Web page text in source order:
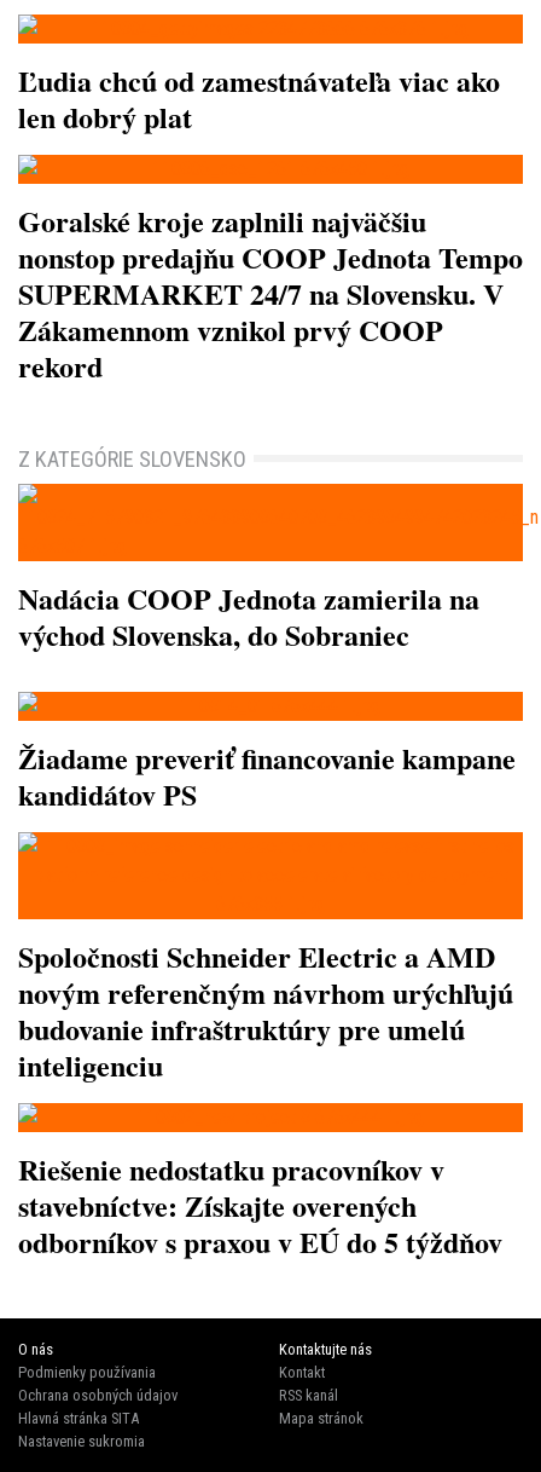
Ľudia chcú od zamestnávateľa viac ako
len dobrý plat
Goralské kroje zaplnili najväčšiu
nonstop predajňu COOP Jednota Tempo
SUPERMARKET 24/7 na Slovensku. V
Zákamennom vznikol prvý COOP
rekord
Z KATEGÓRIE SLOVENSKO
Nadácia COOP Jednota zamierila na
východ Slovenska, do Sobraniec
Žiadame preveriť financovanie kampane
kandidátov PS
Spoločnosti Schneider Electric a AMD
novým referenčným návrhom urýchľujú
budovanie infraštruktúry pre umelú
inteligenciu
Riešenie nedostatku pracovníkov v
stavebníctve: Získajte overených
odborníkov s praxou v EÚ do 5 týždňov
O nás
Podmienky používania
Ochrana osobných údajov
Hlavná stránka SITA
Nastavenie sukromia
Kontaktujte nás
Kontakt
RSS kanál
Mapa stránok